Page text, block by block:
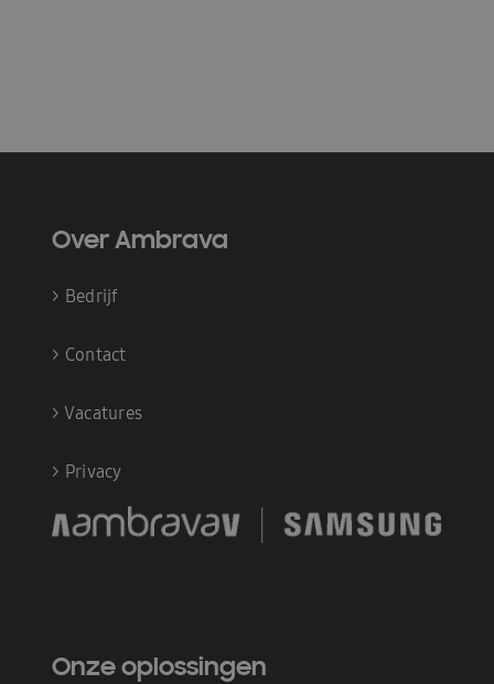
Over Ambrava
> Bedrijf
> Contact
> Vacatures
> Privacy
Onze oplossingen